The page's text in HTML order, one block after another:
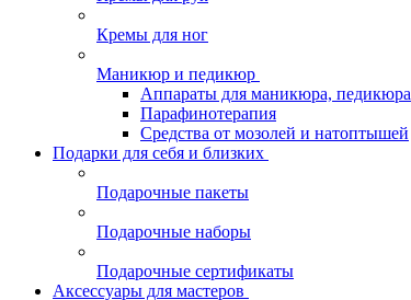
Кремы для ног
Маникюр и педикюр
Аппараты для маникюра, педикюра
Парафинотерапия
Средства от мозолей и натоптышей
Подарки для себя и близких
Подарочные пакеты
Подарочные наборы
Подарочные сертификаты
Аксессуары для мастеров